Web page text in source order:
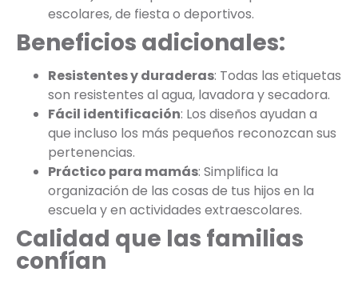
escolares, de fiesta o deportivos.
Beneficios adicionales:
Resistentes y duraderas: Todas las etiquetas
son resistentes al agua, lavadora y secadora.
Fácil identificación: Los diseños ayudan a
que incluso los más pequeños reconozcan sus
pertenencias.
Práctico para mamás: Simplifica la
organización de las cosas de tus hijos en la
escuela y en actividades extraescolares.
Calidad que las familias
confían